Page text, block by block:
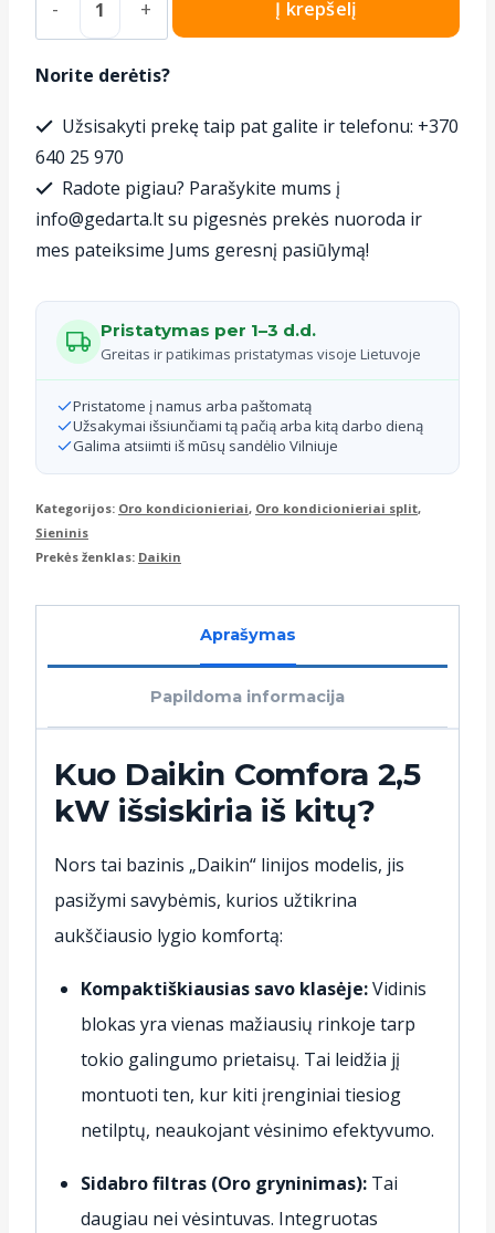
kiekis:
Oro
Daikin
2.5
kW/3
Į krepšelį
Norite derėtis?
Užsisakyti prekę taip pat galite ir telefonu: +370
640 25 970
Radote pigiau? Parašykite mums į
info@gedarta.lt su pigesnės prekės nuoroda ir
mes pateiksime Jums geresnį pasiūlymą!
Pristatymas per 1–3 d.d.
Greitas ir patikimas pristatymas visoje Lietuvoje
Pristatome į namus arba paštomatą
Užsakymai išsiunčiami tą pačią arba kitą darbo dieną
Galima atsiimti iš mūsų sandėlio Vilniuje
Kategorijos: Oro kondicionieriai, Oro kondicionieriai split,
Sieninis
Prekės ženklas: Daikin
Aprašymas
Papildoma informacija
Kuo Daikin Comfora 2,5
kW išsiskiria iš kitų?
Nors tai bazinis „Daikin“ linijos modelis, jis
pasižymi savybėmis, kurios užtikrina
aukščiausio lygio komfortą:
Kompaktiškiausias savo klasėje:Vidinis
blokas yra vienas mažiausių rinkoje tarp
tokio galingumo prietaisų. Tai leidžia jį
montuoti ten, kur kiti įrenginiai tiesiog
netilptų, neaukojant vėsinimo efektyvumo.
Sidabro filtras (Oro gryninimas): Tai
daugiau nei vėsintuvas. Integruotas